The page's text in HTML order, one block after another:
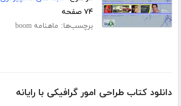
۷۴ صفحه
برچسب‌ها: ماهنامه boom
دانلود کتاب طراحی امور گرافیکی با رایانه